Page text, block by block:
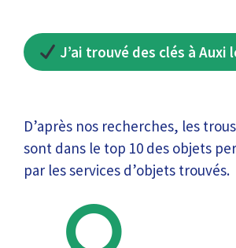
J’ai trouvé des clés à Auxi
D’après nos recherches, les
sont dans le top 10 des objets
par les services d’objets trouvés.